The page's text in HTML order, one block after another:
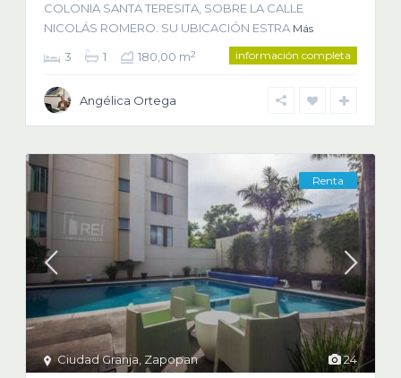
COLONIA SANTA TERESITA, SOBRE LA CALLE
NICOLÁS ROMERO. SU UBICACIÓN ESTRA Más
3 1 180,00 m2 información completa
Angélica Ortega
24
Ciudad Granja Zapopan
Renta